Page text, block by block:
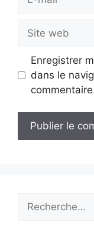
mail
web
Enregistrer
dans le
Rechercher :